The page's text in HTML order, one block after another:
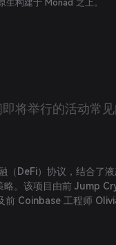
生构建于 Monad 之上。
即将举行的活动常
（DeFi）协议，结合了
略。该项目由前 Jump
Coinbase 工程师
序最大化用户回报。